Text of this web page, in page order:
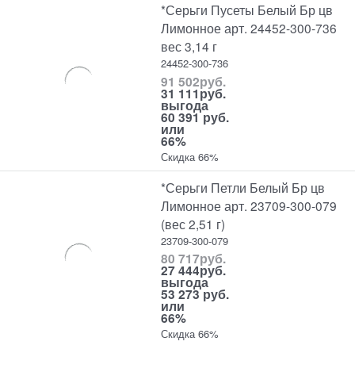
*Серьги Пусеты Белый Бр цв
Лимонное арт. 24452-300-736
вес 3,14 г
24452-300-736
91 502руб.
31 111руб.
выгода
60 391 руб.
или
66%
Скидка 66%
*Серьги Петли Белый Бр цв
Лимонное арт. 23709-300-079
(вес 2,51 г)
23709-300-079
80 717руб.
27 444руб.
выгода
53 273 руб.
или
66%
Скидка 66%